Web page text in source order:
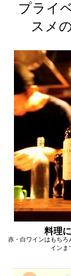
プライ
スメ
料理
赤・白ワインはもちろ
インま